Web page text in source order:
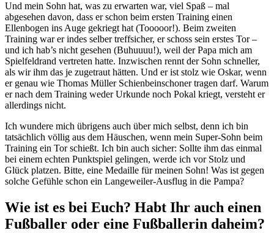
Und mein Sohn hat, was zu erwarten war, viel Spaß – mal
abgesehen davon, dass er schon beim ersten Training einen
Ellenbogen ins Auge gekriegt hat (Tooooor!). Beim zweiten
Training war er indes selber treffsicher, er schoss sein erstes Tor –
und ich hab’s nicht gesehen (Buhuuuu!), weil der Papa mich am
Spielfeldrand vertreten hatte. Inzwischen rennt der Sohn schneller,
als wir ihm das je zugetraut hätten. Und er ist stolz wie Oskar, wenn
er genau wie Thomas Müller Schienbeinschoner tragen darf. Warum
er nach dem Training weder Urkunde noch Pokal kriegt, versteht er
allerdings nicht.
Ich wundere mich übrigens auch über mich selbst, denn ich bin
tatsächlich völlig aus dem Häuschen, wenn mein Super-Sohn beim
Training ein Tor schießt. Ich bin auch sicher: Sollte ihm das einmal
bei einem echten Punktspiel gelingen, werde ich vor Stolz und
Glück platzen. Bitte, eine Medaille für meinen Sohn! Was ist gegen
solche Gefühle schon ein Langeweiler-Ausflug in die Pampa?
Wie ist es bei Euch? Habt Ihr auch einen
Fußballer oder eine Fußballerin daheim?